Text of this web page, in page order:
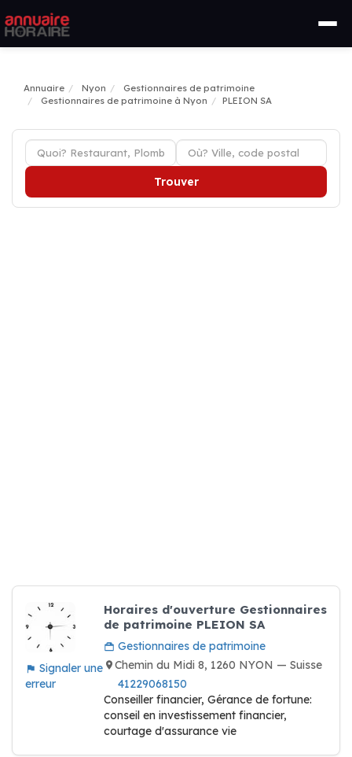
Annuaire Nyon
Gestionnaires de patrimoine
Gestionnaires de patrimoine à Nyon
PLEION SA
Trouver
Signaler une
erreur
Horaires d'ouverture Gestionnaires
de patrimoine PLEION SA
Gestionnaires de patrimoine
Chemin du Midi 8, 1260 NYON — Suisse
41229068150
Conseiller financier, Gérance de fortune:
conseil en investissement financier,
courtage d'assurance vie